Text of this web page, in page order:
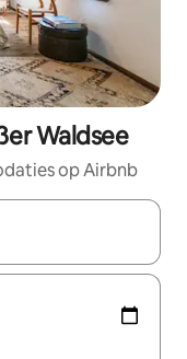
Waldsee
op Airbnb
maak je een keuze